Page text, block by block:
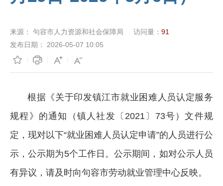
来源： 句容市人力资源和社会保障局 访问量： 91
发布日期：
2026-05-07 10:05
根据《关于印发镇江市就业困难人员认定服务
规程》的通知（镇人社发〔2021〕73号）文件规
定，现对以下“就业困难人员认定申请”的人员进行公
示，公示期为5个工作日。公示期间，如对公示人员
有异议，请及时向句容市劳动就业管理中心反映。